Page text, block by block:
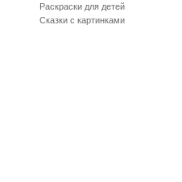
Раскраски для детей
Сказки с картинками